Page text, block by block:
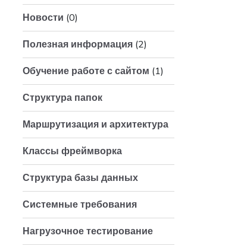
Новости (0)
Полезная информация (2)
Обучение работе с сайтом (1)
Структура папок
Маршрутизация и архитектура
Классы фреймворка
Структура базы данных
Системные требования
Нагрузочное тестирование